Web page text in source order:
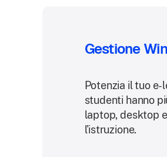
Gestione
Potenzia il tuo
studenti hanno
laptop, desktop
l'istruzione.